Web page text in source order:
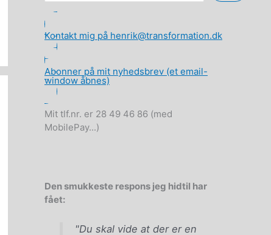
Kontakt mig på henrik@transformation.dk
Abonner på mit nyhedsbrev (et email-
window åbnes)
Mit tlf.nr. er 28 49 46 86 (med
MobilePay...)
Den smukkeste respons jeg hidtil har
fået:
"Du skal vide at der er en